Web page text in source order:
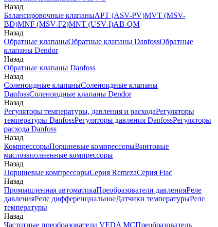
Назад
Балансировочные клапаныAPT (ASV-PV)MVT (MSV-
BD)MNF (MSV-F2)MNT (USV-I)AB-QM
Назад
Обратные клапаныОбратные клапаны DanfossОбратные
клапаны Dendor
Назад
Обратные клапаны Danfoss
Назад
Соленоидные клапаныСоленоидные клапаны
DanfossСоленоидные клапаны Dendor
Назад
Регуляторы температуры, давления и расходаРегуляторы
температуры DanfossРегуляторы давления DanfossРегуляторы
расхода Danfoss
Назад
КомпрессорыПоршневые компрессорыВинтовые
маслозаполненные компрессоры
Назад
Поршневые компрессорыСерия RemezaСерия Fiac
Назад
Промышленная автоматикаПреобразователи давленияРеле
давленияРеле дифференциальноеДатчики температурыРеле
температуры
Назад
Частотные преобразователи VEDA MCПреобразователь